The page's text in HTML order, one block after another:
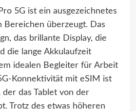
5G ist ein ausgezeichnetes
Bereichen überzeugt. Das
das brillante Display, die
die lange Akkulaufzeit
idealen Begleiter für Arbeit
Konnektivität mit eSIM ist
das Tablet von der
Trotz des etwas höheren